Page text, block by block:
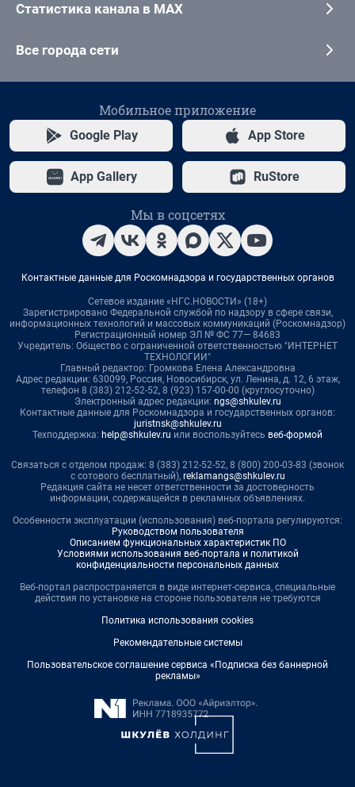
Статистика канала в MAX
Все города сети
Мобильное приложение
Google Play App Store
App Gallery RuStore
Мы в соцсетях
Контактные данные для Роскомнадзора и государственных органов
Сетевое издание «НГС.НОВОСТИ» (18+)
Зарегистрировано Федеральной службой по надзору в сфере связи,
информационных технологий и массовых коммуникаций (Роскомнадзор)
Регистрационный номер ЭЛ № ФС 77— 84683
Учредитель: Общество с ограниченной ответственностью "ИНТЕРНЕТ
ТЕХНОЛОГИИ"
Главный редактор: Громкова Елена Александровна
Адрес редакции: 630099, Россия, Новосибирск, ул. Ленина, д. 12, 6 этаж,
телефон 8 (383) 212-52-52, 8 (923) 157-00-00 (круглосуточно)
Электронный адрес редакции: ngs@shkulev.ru
Контактные данные для Роскомнадзора и государственных органов:
juristnsk@shkulev.ru
Техподдержка: help@shkulev.ru или воспользуйтесь веб-формой
Связаться с отделом продаж: 8 (383) 212-52-52, 8 (800) 200-03-83 (звонок
с сотового бесплатный), reklamangs@shkulev.ru
Редакция сайта не несет ответственности за достоверность
информации, содержащейся в рекламных объявлениях.
Особенности эксплуатации (использования) веб-портала регулируются:
Руководством пользователя
Описанием функциональных характеристик ПО
Условиями использования веб-портала и политикой
конфиденциальности персональных данных
Веб-портал распространяется в виде интернет-сервиса, специальные
действия по установке на стороне пользователя не требуются
Политика использования cookies
Рекомендательные системы
Пользовательское соглашение сервиса «Подписка без баннерной
рекламы»